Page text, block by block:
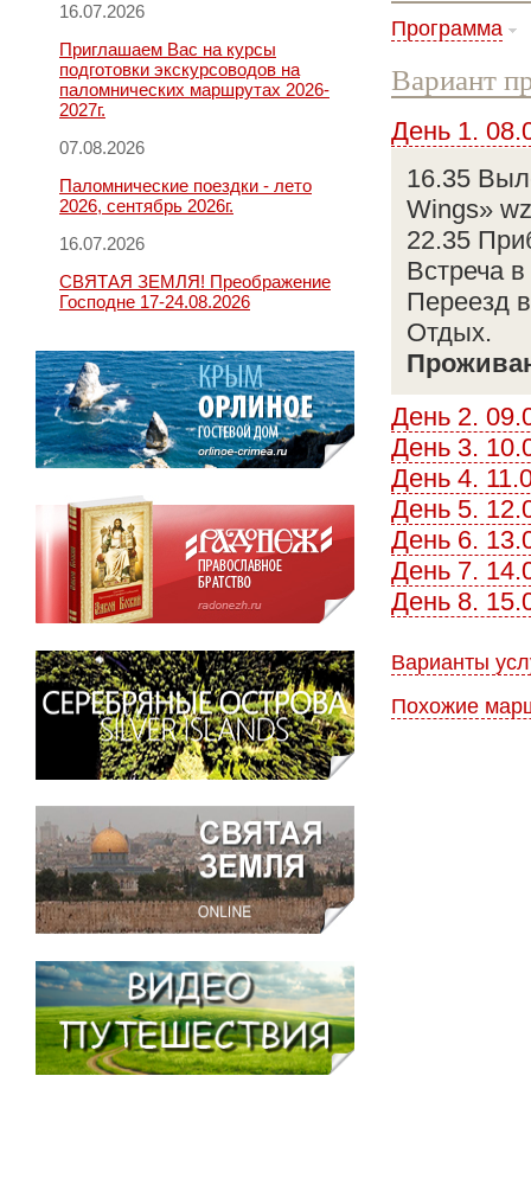
16.07.2026
Приглашаем Вас на курсы
подготовки экскурсоводов на
паломнических маршрутах 2026-
2027г.
07.08.2026
Паломнические поездки - лето
2026, сентябрь 2026г.
16.07.2026
СВЯТАЯ ЗЕМЛЯ! Преображение
Господне 17-24.08.2026
Программа
Вариант
День 1.
16.35
Wings»
22.35
Встреча
Переезд
Отдых.
День 2.
День 3.
День 4.
День 5.
День 6.
День 7.
День 8.
Варианты
Похожие